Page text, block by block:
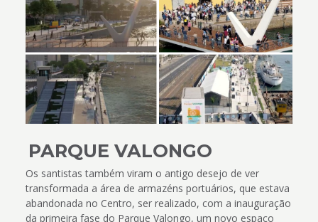
PARQUE VALONGO
Os santistas também viram o antigo desejo de ver
transformada a área de armazéns portuários, que estava
abandonada no Centro, ser realizado, com a inauguração
da primeira fase do Parque Valongo, um novo espaço